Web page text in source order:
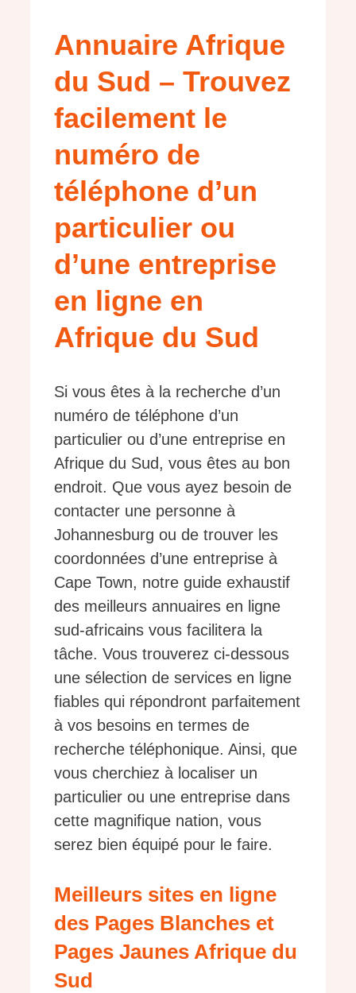
Annuaire Afrique
du Sud – Trouvez
facilement le
numéro de
téléphone d’un
particulier ou
d’une entreprise
en ligne en
Afrique du Sud
Si vous êtes à la recherche d’un
numéro de téléphone d’un
particulier ou d’une entreprise en
Afrique du Sud, vous êtes au bon
endroit. Que vous ayez besoin de
contacter une personne à
Johannesburg ou de trouver les
coordonnées d’une entreprise à
Cape Town, notre guide exhaustif
des meilleurs annuaires en ligne
sud-africains vous facilitera la
tâche. Vous trouverez ci-dessous
une sélection de services en ligne
fiables qui répondront parfaitement
à vos besoins en termes de
recherche téléphonique. Ainsi, que
vous cherchiez à localiser un
particulier ou une entreprise dans
cette magnifique nation, vous
serez bien équipé pour le faire.
Meilleurs sites en ligne
des Pages Blanches et
Pages Jaunes Afrique du
Sud